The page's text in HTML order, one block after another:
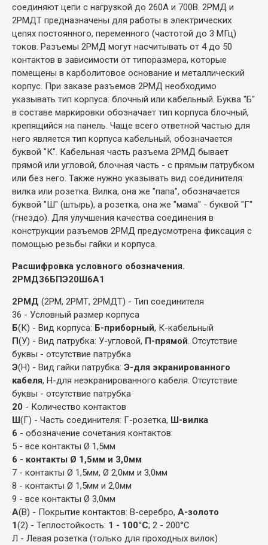
соединяют цепи с нагрузкой до 260А и 700В. 2РМД и
2РМДТ предназначены для работы в электрических
цепях постоянного, переменного (частотой до 3 МГц)
токов. Разъемы 2РМД могут насчитывать от 4 до 50
контактов в зависимости от типоразмера, которые
помещены в карболитовое основание и металлический
корпус. При заказе разъемов 2РМД необходимо
указывать тип корпуса: блочный или кабельный. Буква "Б"
в составе маркировки обозначает тип корпуса блочный,
крепящийся на панель. Чаще всего ответной частью для
него является тип корпуса кабельный, обозначается
буквой "К". Кабельная часть разъема 2РМД бывает
прямой или угловой, блочная часть - с прямым патрубком
или без него. Также нужно указывать вид соединителя:
вилка или розетка. Вилка, она же "папа", обозначается
буквой "Ш" (штырь), а розетка, она же "мама" - буквой "Г"
(гнездо). Для улучшения качества соединения в
конструкции разъемов 2РМД предусмотрена фиксация с
помощью резьбы гайки и корпуса.
Расшифровка условного обозначения.
2РМД36БПЭ20Ш6А1
2РМД (2РМ, 2РМТ, 2РМДТ) - Тип соединителя
36 - Условный размер корпуса
Б(К) - Вид корпуса: Б-приборный, К-кабельный
П(У) - Вид патрубка: У-угловой, П-прямой . Отсутствие
буквы - отсутствие патрубка
Э(Н) - Вид гайки патрубка: Э-для экранированного
кабеля, Н-для неэкранированного кабеля. Отсутствие
буквы - отсутствие патрубка
20 - Количество контактов
Ш(Г) - Часть соединителя: Г-розетка, Ш-вилка
6 - обозначение сочетания контактов:
5 - все контакты Ø 1,5мм
6 - контакты Ø 1,5мм и 3,0мм
7 - контакты Ø 1,5мм, Ø 2,0мм и 3,0мм
8 - контакты Ø 1,5мм и 2,0мм
9 - все контакты Ø 3,0мм
А(В) - Покрытие контактов: В-серебро, А-золото
1(2) - Теплостойкость: 1 - 100°С; 2 - 200°С
Л - Левая розетка (только для проходных вилок)